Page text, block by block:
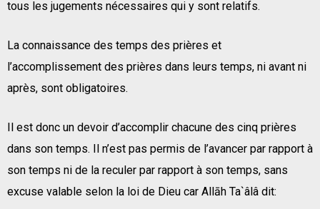
tous les jugements nécessaires qui y sont relatifs.
La connaissance des temps des prières et
l’accomplissement des prières dans leurs temps, ni avant ni
après, sont obligatoires.
Il est donc un devoir d’accomplir chacune des cinq prières
dans son temps. Il n’est pas permis de l’avancer par rapport à
son temps ni de la reculer par rapport à son temps, sans
excuse valable selon la loi de Dieu car Allāh Ta`âlâ dit: